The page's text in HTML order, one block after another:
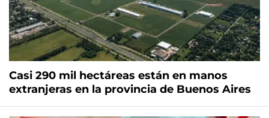
Casi 290 mil hectáreas están en manos
extranjeras en la provincia de Buenos Aires